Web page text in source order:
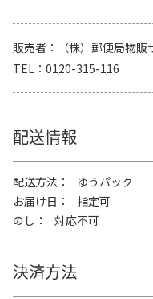
販売者
（株）郵便局物
TEL
0120-315-116
配送情報
配送方法
ゆうパック
お届け日
指定可
のし
対応不可
決済方法